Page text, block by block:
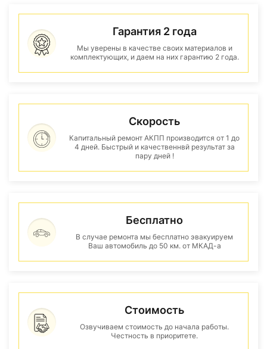
Гарантия 2 года
Мы уверены в качестве своих материалов и
комплектующих, и даем на них гарантию 2 года.
Скорость
Капитальный ремонт АКПП производится от 1 до
4 дней. Быстрый и качественнвй результат за
пару дней !
Бесплатно
В случае ремонта мы бесплатно эвакуируем
Ваш автомобиль до 50 км. от МКАД-а
Стоимость
Озвучиваем стоимость до начала работы.
Честность в приоритете.